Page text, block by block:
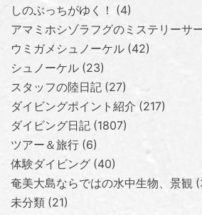
しのぶっちがゆく！
4
アマミホシゾラフグのミステリーサ
ウミガメシュノーケル 42
シュノーケル 23
スタッフの陸日記 27
ダイビングポイント紹介 217
ダイビング日記 1807
ツアー＆旅行 6
体験ダイビング 40
奄美大島ならではの水中生物、景観
未分類 21